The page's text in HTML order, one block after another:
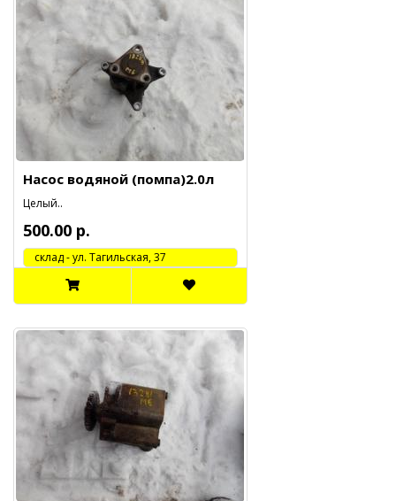
Насос водяной (помпа)2.0л
Целый..
500.00 р.
cклад - ул. Тагильская, 37